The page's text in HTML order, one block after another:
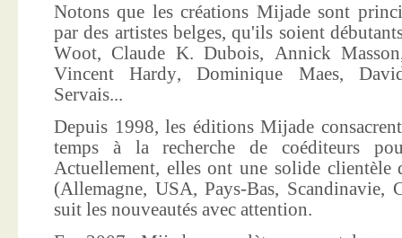
Notons que les créations Mijade sont
par des artistes belges, qu'ils soient
Woot, Claude K. Dubois, Annick
Vincent Hardy, Dominique Maes,
Servais...
Depuis 1998, les éditions Mijade
temps à la recherche de coéditeurs
Actuellement, elles ont une solide clientèle
(Allemagne, USA, Pays-Bas, Scandinavie,
suit les nouveautés avec attention.